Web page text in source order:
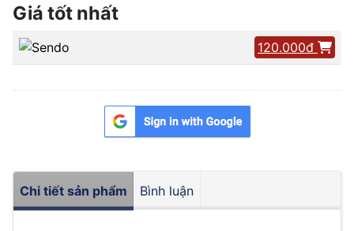
Giá tốt nhất
120.000đ
Chi tiết sản phẩm Bình luận